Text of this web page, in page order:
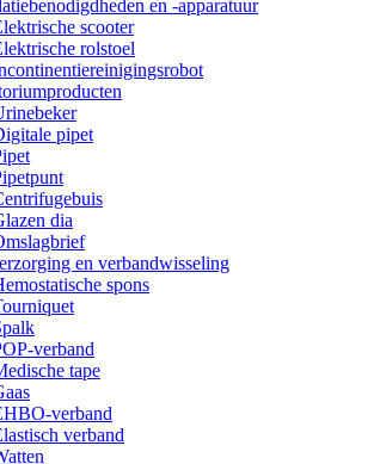
en -apparatuur
scooter
rolstoel
pipet
dia
en verbandwisseling
spons
verband
tape
verband
verband